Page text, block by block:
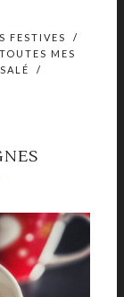
FESTIVES
/
TOUTES MES
/